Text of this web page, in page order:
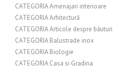
CATEGORIA Amenajari interioare
CATEGORIA Arhitectură
CATEGORIA Articole despre băuturi
CATEGORIA Balustrade inox
CATEGORIA Biologie
CATEGORIA Casa si Gradina